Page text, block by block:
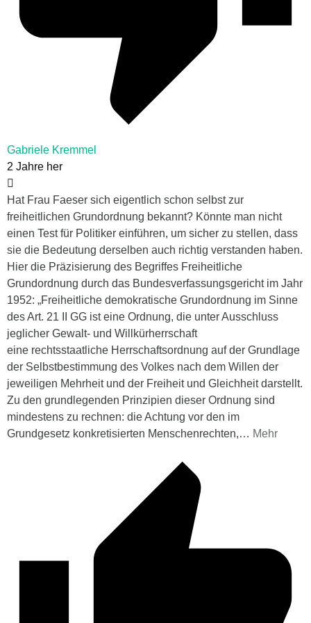
Gabriele Kremmel
2 Jahre her
Hat Frau Faeser sich eigentlich schon selbst zur
freiheitlichen Grundordnung bekannt? Könnte man nicht
einen Test für Politiker einführen, um sicher zu stellen, dass
sie die Bedeutung derselben auch richtig verstanden haben.
Hier die Präzisierung des Begriffes Freiheitliche
Grundordnung durch das Bundesverfassungsgericht im Jahr
1952: „Freiheitliche demokratische Grundordnung im Sinne
des Art. 21 II GG ist eine Ordnung, die unter Ausschluss
jeglicher Gewalt- und Willkürherrschaft
eine rechtsstaatliche Herrschaftsordnung auf der Grundlage
der Selbstbestimmung des Volkes nach dem Willen der
jeweiligen Mehrheit und der Freiheit und Gleichheit darstellt.
Zu den grundlegenden Prinzipien dieser Ordnung sind
mindestens zu rechnen: die Achtung vor den im
Grundgesetz konkretisierten Menschenrechten,… Mehr